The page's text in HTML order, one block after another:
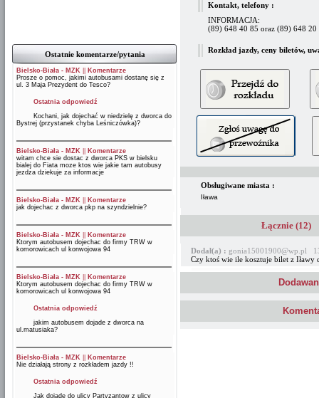
Ostatnie komentarze/pytania
Bielsko-Biała - MZK
Komentarze
Prosze o pomoc, jakimi autobusami dostanę się z
ul. 3 Maja Prezydent do Tesco?
Ostatnia odpowiedź
Kochani, jak dojechać w niedzielę z dworca do
Bystrej (przystanek chyba Leśniczówka)?
Bielsko-Biała - MZK
Komentarze
witam chce sie dostac z dworca PKS w bielsku
bialej do Fiata moze ktos wie jakie tam autobusy
jezdza dziekuje za informacje
Bielsko-Biała - MZK
Komentarze
jak dojechac z dworca pkp na szyndzielnie?
Bielsko-Biała - MZK
Komentarze
Ktorym autobusem dojechac do firmy TRW w
komorowicach ul konwojowa 94
Bielsko-Biała - MZK
Komentarze
Ktorym autobusem dojechac do firmy TRW w
komorowicach ul konwojowa 94
Ostatnia odpowiedź
jakim autobusem dojade z dworca na
ul.matusiaka?
Bielsko-Biała - MZK
Komentarze
Nie działają strony z rozkładem jazdy !!
Ostatnia odpowiedź
Jak dojade do ulicy Partyzantow z ulicy
Kontakt, telefony :
INFORMACJA:
(89) 648 40 85 oraz (89) 648 20
Rozkład jazdy, ceny biletów,
Obsługiwane miasta :
Iława
Łącznie (12)
Dodał(a) : gonia15001900@wp.pl
Czy ktoś wie ile kosztuje bilet z Iławy